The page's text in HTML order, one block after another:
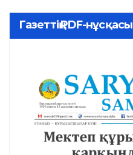
Газеттің PDF-нұсқасы